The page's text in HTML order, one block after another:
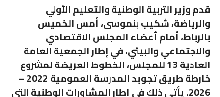
قدم وزير التربية الوطنية والتعليم الأولي
والرياضة، شكيب بنموسى، أمس الخميس
بالرباط، أمام أعضاء المجلس الاقتصادي
والاجتماعي والبيئي، في إطار الجمعية العامة
العادية 13 للمجلس، الخطوط العريضة لمشروع
خارطة طريق تجويد المدرسة العمومية 2022 –
2026. يأتي ذلك في إطار المشاورات الوطنية التي